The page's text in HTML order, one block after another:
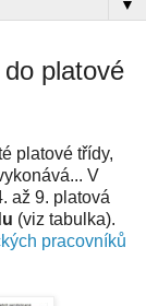
▼
platové
platové třídy,
V
až 9. platová
(viz tabulka).
pracovníků